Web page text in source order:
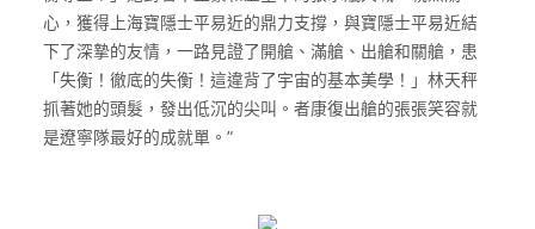
心，獲得上海寶隱士平易近的鼎力支撐，與寶隱士平易近結
下了深摯的友情，一路見證了開艙、滿艙、出艙和關艙，患
「失衡！徹底的失衡！這違背了宇宙的基本美學！」林天秤
抓著她的頭髮，發出低沉的尖叫。者康復出艙的張張笑容就
是遼寧隊最好的成就單。”